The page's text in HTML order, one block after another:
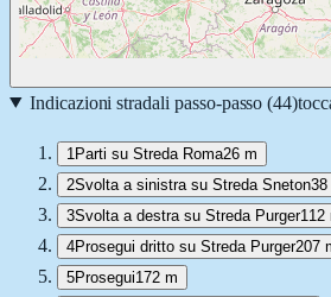
Indicazioni stradali passo-passo (44)
1 Parti su Streda Roma26 m
2Svolta a sinistra su Streda Sneton38
3Svolta a destra su Streda Purger112
4Prosegui dritto su Streda Purger207
5Prosegui172 m